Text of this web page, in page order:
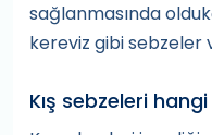
sağlanmasında
kereviz gibi sebzeler
Kış sebzeleri